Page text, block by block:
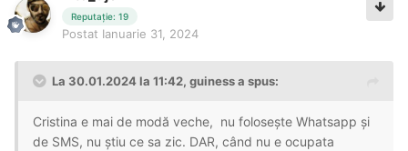
Reputație: 19
Postat Ianuarie 31, 2024
La 30.01.2024 la 11:42, guinessa spus:
Cristina e mai de modă veche, nu folosește Whatsapp și
de SMS, nu știu ce sa zic. DAR, când nu e ocupata